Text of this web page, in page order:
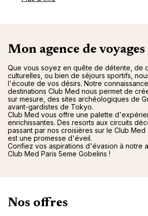
Mon agence de
Que vous soyez en quête de détente, de
culturelles, ou bien de séjours sportifs,
l'écoute de vos désirs. Notre
destinations Club Med nous permet de
sur mesure, des sites archéologiques de
avant-gardistes de Tokyo.
Club Med vous offre une palette
enrichissantes. Des resorts aux circuits
passant par nos croisières sur le Club
est une promesse d'éveil.
Confiez vos aspirations d'évasion à notre
Club Med Paris 5eme Gobelins !
Nos offres